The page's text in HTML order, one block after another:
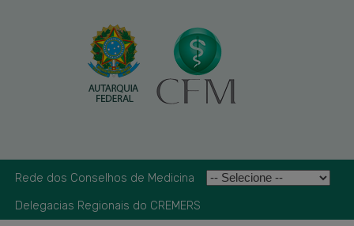
Rede dos Conselhos de Medicina
Delegacias Regionais do CREMERS